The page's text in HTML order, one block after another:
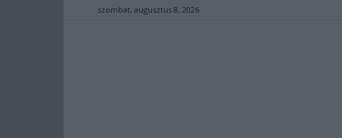
szombat, augusztus 8, 2026